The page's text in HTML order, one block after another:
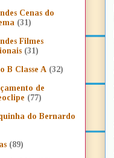
Cenas do
(31)
Filmes
(31)
B Classe A (32)
de
(77)
do Bernardo
(89)